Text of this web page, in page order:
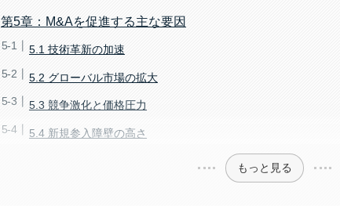
第5章：M&Aを促進する主な要因
5.1 技術革新の加速
5.2 グローバル市場の拡大
5.3 競争激化と価格圧力
5.4 新規参入障壁の高さ
もっと見る